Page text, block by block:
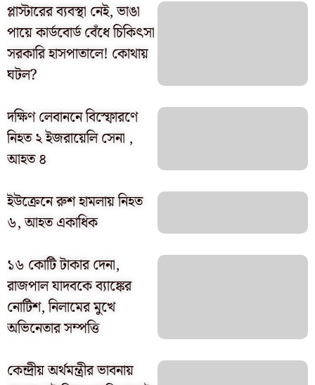
প্লাস্টারের ব্যবস্থা নেই, ভাঙা
পায়ে কার্ডবোর্ড বেঁধে চিকিৎসা
সরকারি হাসপাতালে! কোথায়
ঘটল?
দক্ষিণ লেবাননে বিস্ফোরণে
নিহত ২ ইজরায়েলি সেনা ,
আহত ৪
ইউক্রেনে রুশ হামলায় নিহত
৬, আহত একাধিক
১৬ কোটি টাকার দেনা,
রাজপাল যাদবকে ব্যাঙ্কের
নোটিশ, নিলামের মুখে
অভিনেতার সম্পত্তি
কেন্দ্রীয় অর্থমন্ত্রীর ভাবনায়